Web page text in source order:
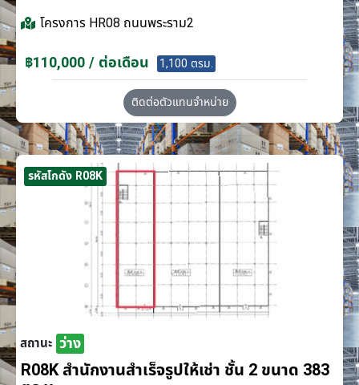
โครงการ HR08 ถนนพระราม2
฿110,000 / ต่อเดือน 1,100 ตรม.
ติดต่อตัวแทนจำหน่าย
รหัสโกดัง R08K
สถานะ ว่าง
R08K สำนักงานสำเร็จรูปให้เช่า ชั้น 2 ขนาด 383